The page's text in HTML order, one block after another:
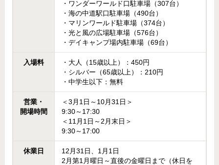
・ワンダーワールド口駐車場（307台）
・海の中道駅口駐車場（490台）
・マリンワールド駐車場（374台）
・光と風の広場駐車場（576台）
・デイキャンプ場内駐車場（69台）
入場料
・大人（15歳以上）：450円
・シルバー（65歳以上）：210円
・中学生以下：無料
営業・
開場時間
＜3月1日～10月31日＞
9:30～17:30
＜11月1日～2月末日＞
9:30～17:00
休業日
12月31日、1月1日
2月第1月曜日～直後の金曜日まで（休日を